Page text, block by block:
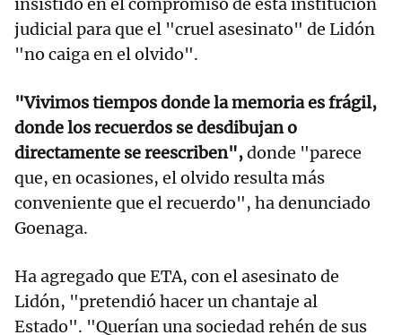
insistido en el compromiso de esta institución
judicial para que el "cruel asesinato" de Lidón
"no caiga en el olvido".
"Vivimos tiempos donde la memoria es frágil,
donde los recuerdos se desdibujan o
directamente se reescriben",donde "parece
que, en ocasiones, el olvido resulta más
conveniente que el recuerdo", ha denunciado
Goenaga.
Ha agregado que ETA, con el asesinato de
Lidón, "pretendió hacer un chantaje al
Estado". "Querían una sociedad rehén de sus